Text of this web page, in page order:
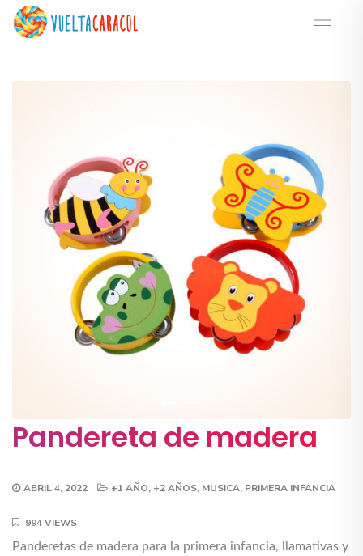
Pandereta de madera
ABRIL 4, 2022 +1 AÑO, +2 AÑOS, MUSICA, PRIMERA INFANCIA
994 VIEWS
Panderetas de madera para la primera infancia, llamativas y